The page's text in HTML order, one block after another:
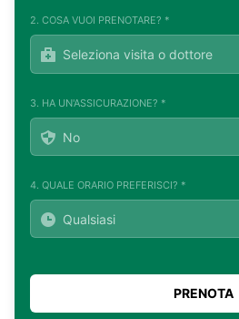
2. COSA VUOI PRENOTARE? *
3. HA UN'ASSICURAZIONE? *
4. QUALE ORARIO PREFERISCI? *